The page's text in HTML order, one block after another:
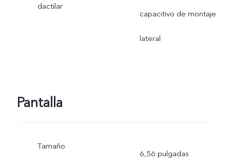
dactilar
capacitivo de montaje
lateral
Pantalla
Tamaño
6,56 pulgadas